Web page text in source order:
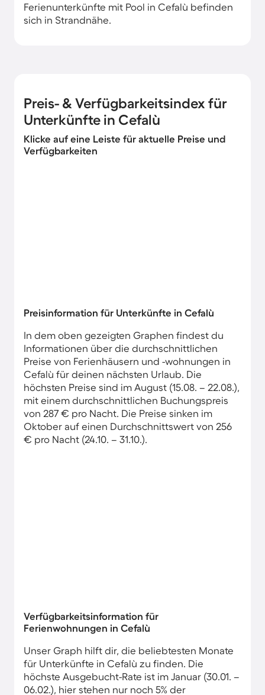
Ferienunterkünfte mit Pool in Cefalù befinden
sich in Strandnähe.
Preis- & Verfügbarkeitsindex für
Unterkünfte in Cefalù
Klicke auf eine Leiste für aktuelle Preise und
Verfügbarkeiten
Preisinformation für Unterkünfte in Cefalù
In dem oben gezeigten Graphen findest du
Informationen über die durchschnittlichen
Preise von Ferienhäusern und -wohnungen in
Cefalù für deinen nächsten Urlaub. Die
höchsten Preise sind im August (15.08. – 22.08.),
mit einem durchschnittlichen Buchungspreis
von 287 € pro Nacht. Die Preise sinken im
Oktober auf einen Durchschnittswert von 256
€ pro Nacht (24.10. – 31.10.).
Verfügbarkeitsinformation für
Ferienwohnungen in Cefalù
Unser Graph hilft dir, die beliebtesten Monate
für Unterkünfte in Cefalù zu finden. Die
höchste Ausgebucht-Rate ist im Januar (30.01. –
06.02.), hier stehen nur noch 5% der